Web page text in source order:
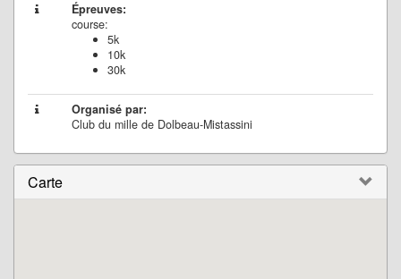
Épreuves:
course:
5k
10k
30k
Organisé par:
Club du mille de Dolbeau-Mistassini
Carte